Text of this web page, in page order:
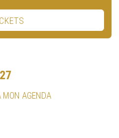
MON AGENDA